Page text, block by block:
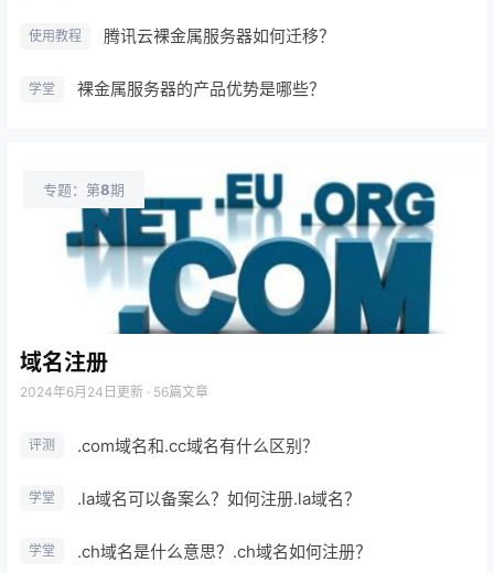
使用教程 腾讯云裸金属服务器如何迁移？
学堂 裸金属服务器的产品优势是哪些？
专题：第8期
域名注册
2024年6月24日 更新 · 56篇文章
评测 .com域名和.cc域名有什么区别？
学堂 .la域名可以备案么？如何注册.la域名？
学堂 .ch域名是什么意思？.ch域名如何注册？